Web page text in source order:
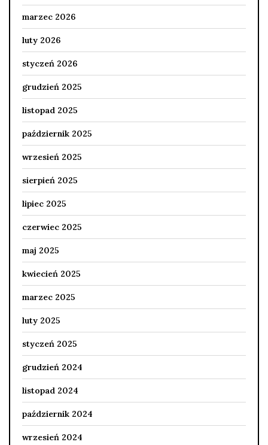
marzec 2026
luty 2026
styczeń 2026
grudzień 2025
listopad 2025
październik 2025
wrzesień 2025
sierpień 2025
lipiec 2025
czerwiec 2025
maj 2025
kwiecień 2025
marzec 2025
luty 2025
styczeń 2025
grudzień 2024
listopad 2024
październik 2024
wrzesień 2024